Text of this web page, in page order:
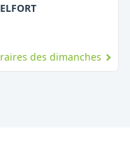
,
des dimanches